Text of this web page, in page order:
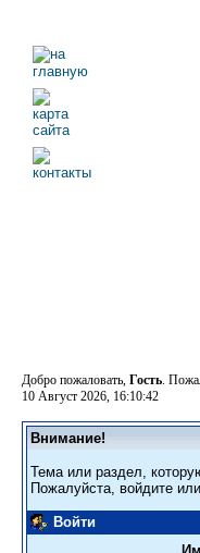
Добро пожаловать, Гость.
10 Август 2026, 16:10:42
Внимание!
Тема или раздел,
Пожалуйста, войдите или
Войти